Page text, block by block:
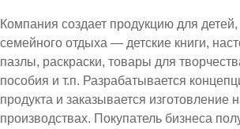
Компания создает продукцию для
семейного отдыха — детские книги,
пазлы, раскраски, товары для
пособия и т.п. Разрабатывается
продукта и заказывается изготовление
производствах. Покупатель бизнеса